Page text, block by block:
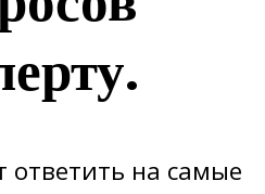
ответить на самые